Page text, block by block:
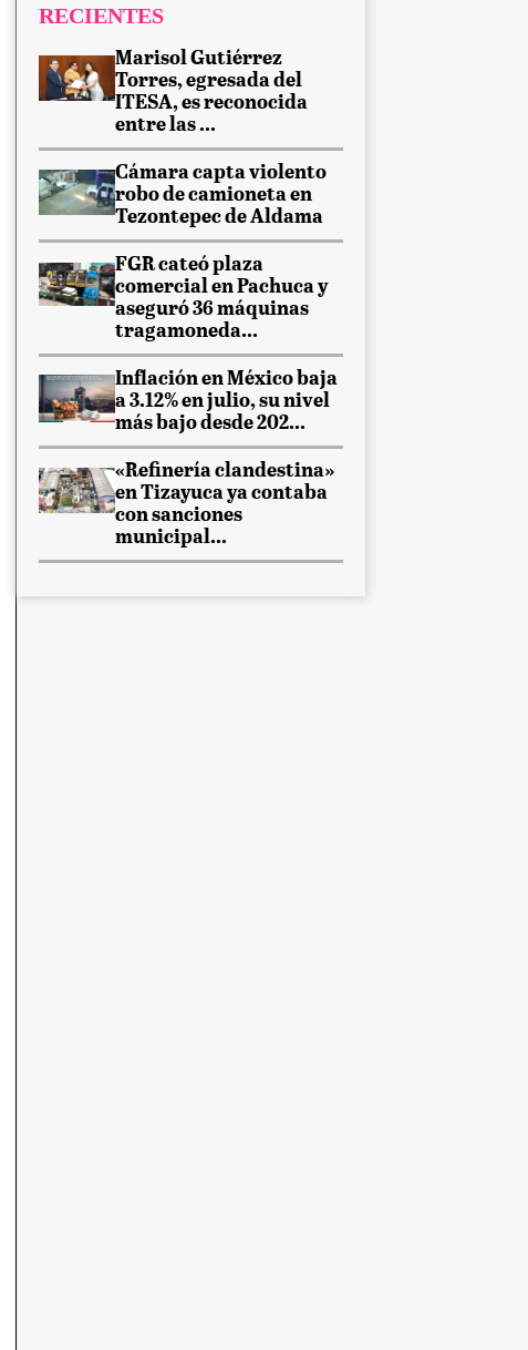
RECIENTES
Marisol Gutiérrez
Torres, egresada del
ITESA, es reconocida
entre las ...
Cámara capta violento
robo de camioneta en
Tezontepec de Aldama
FGR cateó plaza
comercial en Pachuca y
aseguró 36 máquinas
tragamoneda...
Inflación en México baja
a 3.12% en julio, su nivel
más bajo desde 202...
«Refinería clandestina»
en Tizayuca ya contaba
con sanciones
municipal...